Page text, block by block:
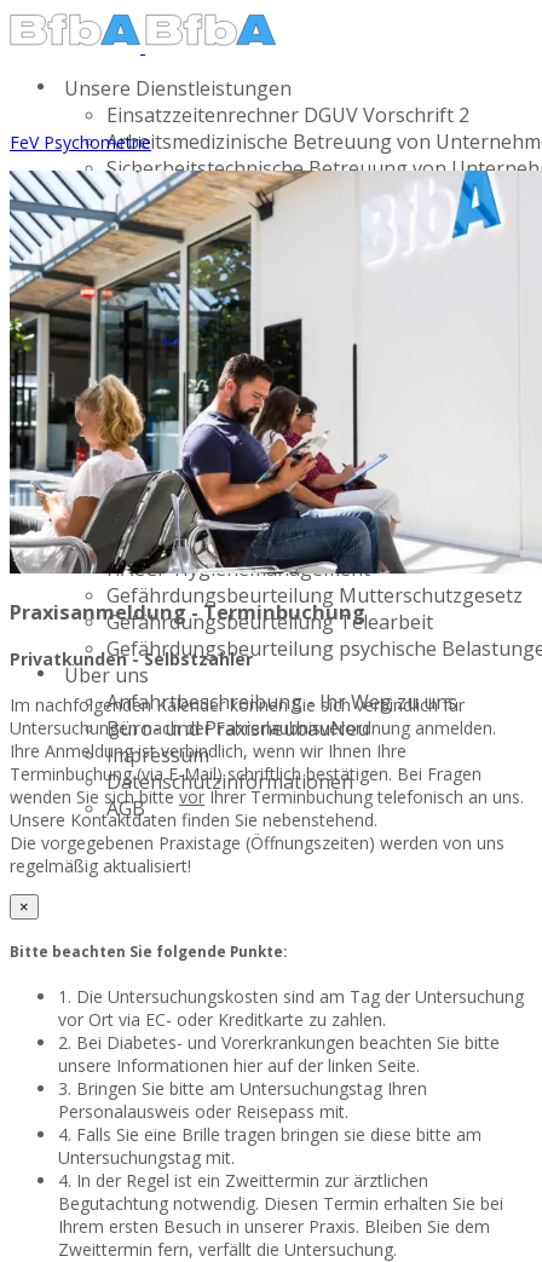
Unsere Dienstleistungen
Einsatzzeitenrechner DGUV Vorschrift 2
Arbeitsmedizinische Betreuung von
Sicherheitstechnische Betreuung von
Beratung und Betreuung im Brandschutz
Stellung von Datenschutzbeauftragten
Betriebsärztlicher Praxiskalender
Kostenübersicht Vorsorgen /
Untersuchungen
Untersuchungen / Vorsorgen / Buchungen
Onlinekurse / Seminare
Wissen & Informationen
Die Arbeitsschutzorganisation in der
Fachartikel - Wissensdatenbank
Onlinerechner Mitarbeiter (Schwellenwert)
Downloads von Arbeitshilfen -
BetriebsanweisungenBußgelder - Vorschriften
Verordnungen - BA`s
HACCP Hygienemanagement
Gefährdungsbeurteilung Mutterschutzgesetz
Gefährdungsbeurteilung Telearbeit
Gefährdungsbeurteilung psychische
Über uns
Anfahrtbeschreibung - Ihr Weg zu uns
Büro- und PraxisneubauNeu
Impressum
Datenschutzinformationen
AGB
FeV Psychometrie
Praxisanmeldung - Terminbuchung
Privatkunden - Selbstzahler
Im nachfolgenden Kalender können Sie sich verbindlich für
Untersuchungen nach der Fahrerlaubnisverordnung anmelden.
Ihre Anmeldung ist verbindlich, wenn wir Ihnen Ihre
Terminbuchung (via E-Mail) schriftlich bestätigen. Bei Fragen
wenden Sie sich bittevorIhrer Terminbuchung telefonisch an uns.
Unsere Kontaktdaten finden Sie nebenstehend.
Die vorgegebenen Praxistage (Öffnungszeiten) werden von uns
regelmäßig aktualisiert!
×
Bitte beachten Sie folgende Punkte:
1. Die Untersuchungskosten sind am Tag der Untersuchung
vor Ort via EC- oder Kreditkarte zu zahlen.
2. Bei Diabetes- und Vorerkrankungen beachten Sie bitte
unsere Informationen hier auf der linken Seite.
3. Bringen Sie bitte am Untersuchungstag Ihren
Personalausweis oder Reisepass mit.
4. Falls Sie eine Brille tragen bringen sie diese bitte am
Untersuchungstag mit.
4. In der Regel ist ein Zweittermin zur ärztlichen
Begutachtung notwendig. Diesen Termin erhalten Sie bei
Ihrem ersten Besuch in unserer Praxis. Bleiben Sie dem
Zweittermin fern, verfällt die Untersuchung.